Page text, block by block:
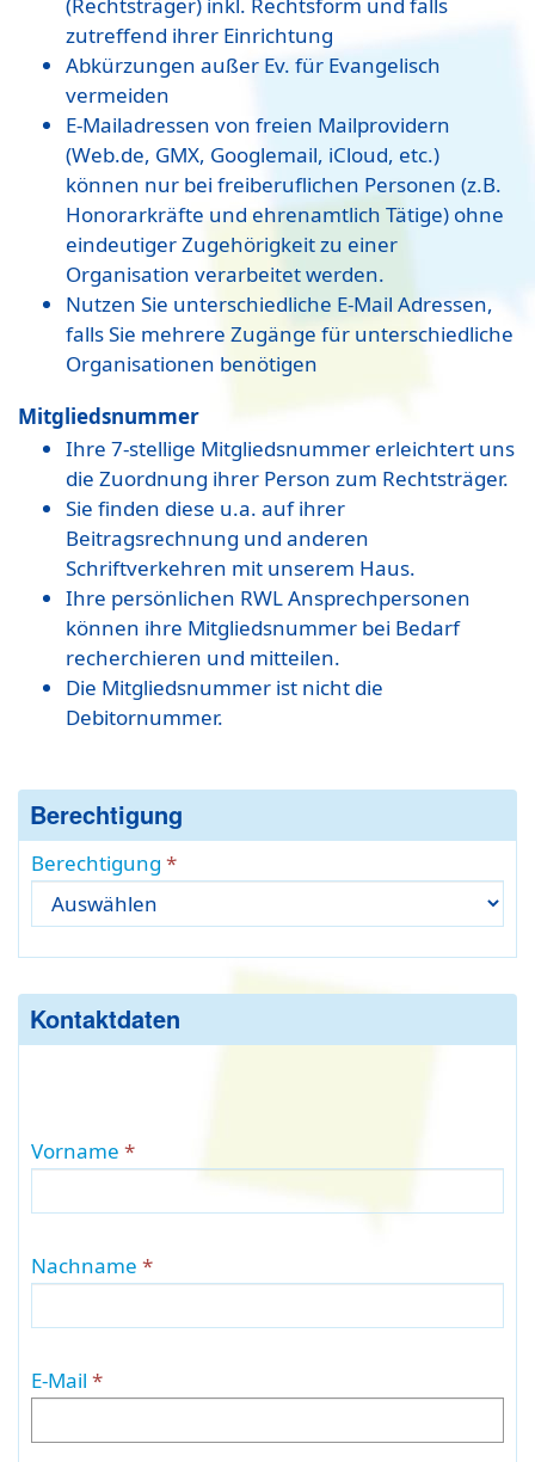
zutreffend ihrer Einrichtung
Abkürzungen außer Ev. für Evangelisch
vermeiden
E-Mailadressen von freien Mailprovidern
(Web.de, GMX, Googlemail, iCloud, etc.)
können nur bei freiberuflichen Personen (z.B.
Honorarkräfte und ehrenamtlich Tätige) ohne
eindeutiger Zugehörigkeit zu einer
Organisation verarbeitet werden.
Nutzen Sie unterschiedliche E-Mail Adressen,
falls Sie mehrere Zugänge für unterschiedliche
Organisationen benötigen
Mitgliedsnummer
Ihre 7-stellige Mitgliedsnummer erleichtert uns
die Zuordnung ihrer Person zum Rechtsträger.
Sie finden diese u.a. auf ihrer
Beitragsrechnung und anderen
Schriftverkehren mit unserem Haus.
Ihre persönlichen RWL Ansprechpersonen
können ihre Mitgliedsnummer bei Bedarf
recherchieren und mitteilen.
Die Mitgliedsnummer ist nicht die
Debitornummer.
Berechtigung
Berechtigung
Kontaktdaten
Vorname
Nachname
E-Mail